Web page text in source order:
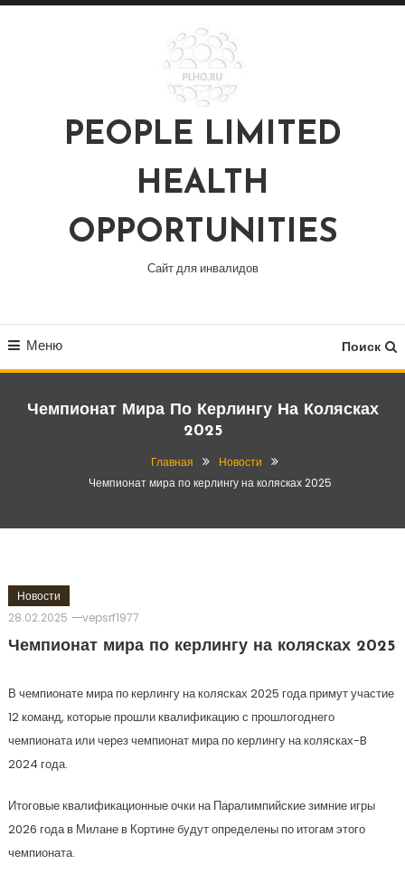
Перейти
PEOPLE LIMITED
HEALTH
OPPORTUNITIES
Сайт для инвалидов
Меню Поиск
Чемпионат Мира По Керлингу На Колясках
2025
Главная
Новости
Чемпионат мира по керлингу на колясках 2025
Новости
28.02.2025
vepsrf1977
Чемпионат мира по керлингу на колясках 2025
В чемпионате мира по керлингу на колясках 2025 года примут участие
12 команд, которые прошли квалификацию с прошлогоднего
чемпионата или через чемпионат мира по керлингу на колясках-B
2024 года.
Итоговые квалификационные очки на Паралимпийские зимние игры
2026 года в Милане в Кортине будут определены по итогам этого
чемпионата.